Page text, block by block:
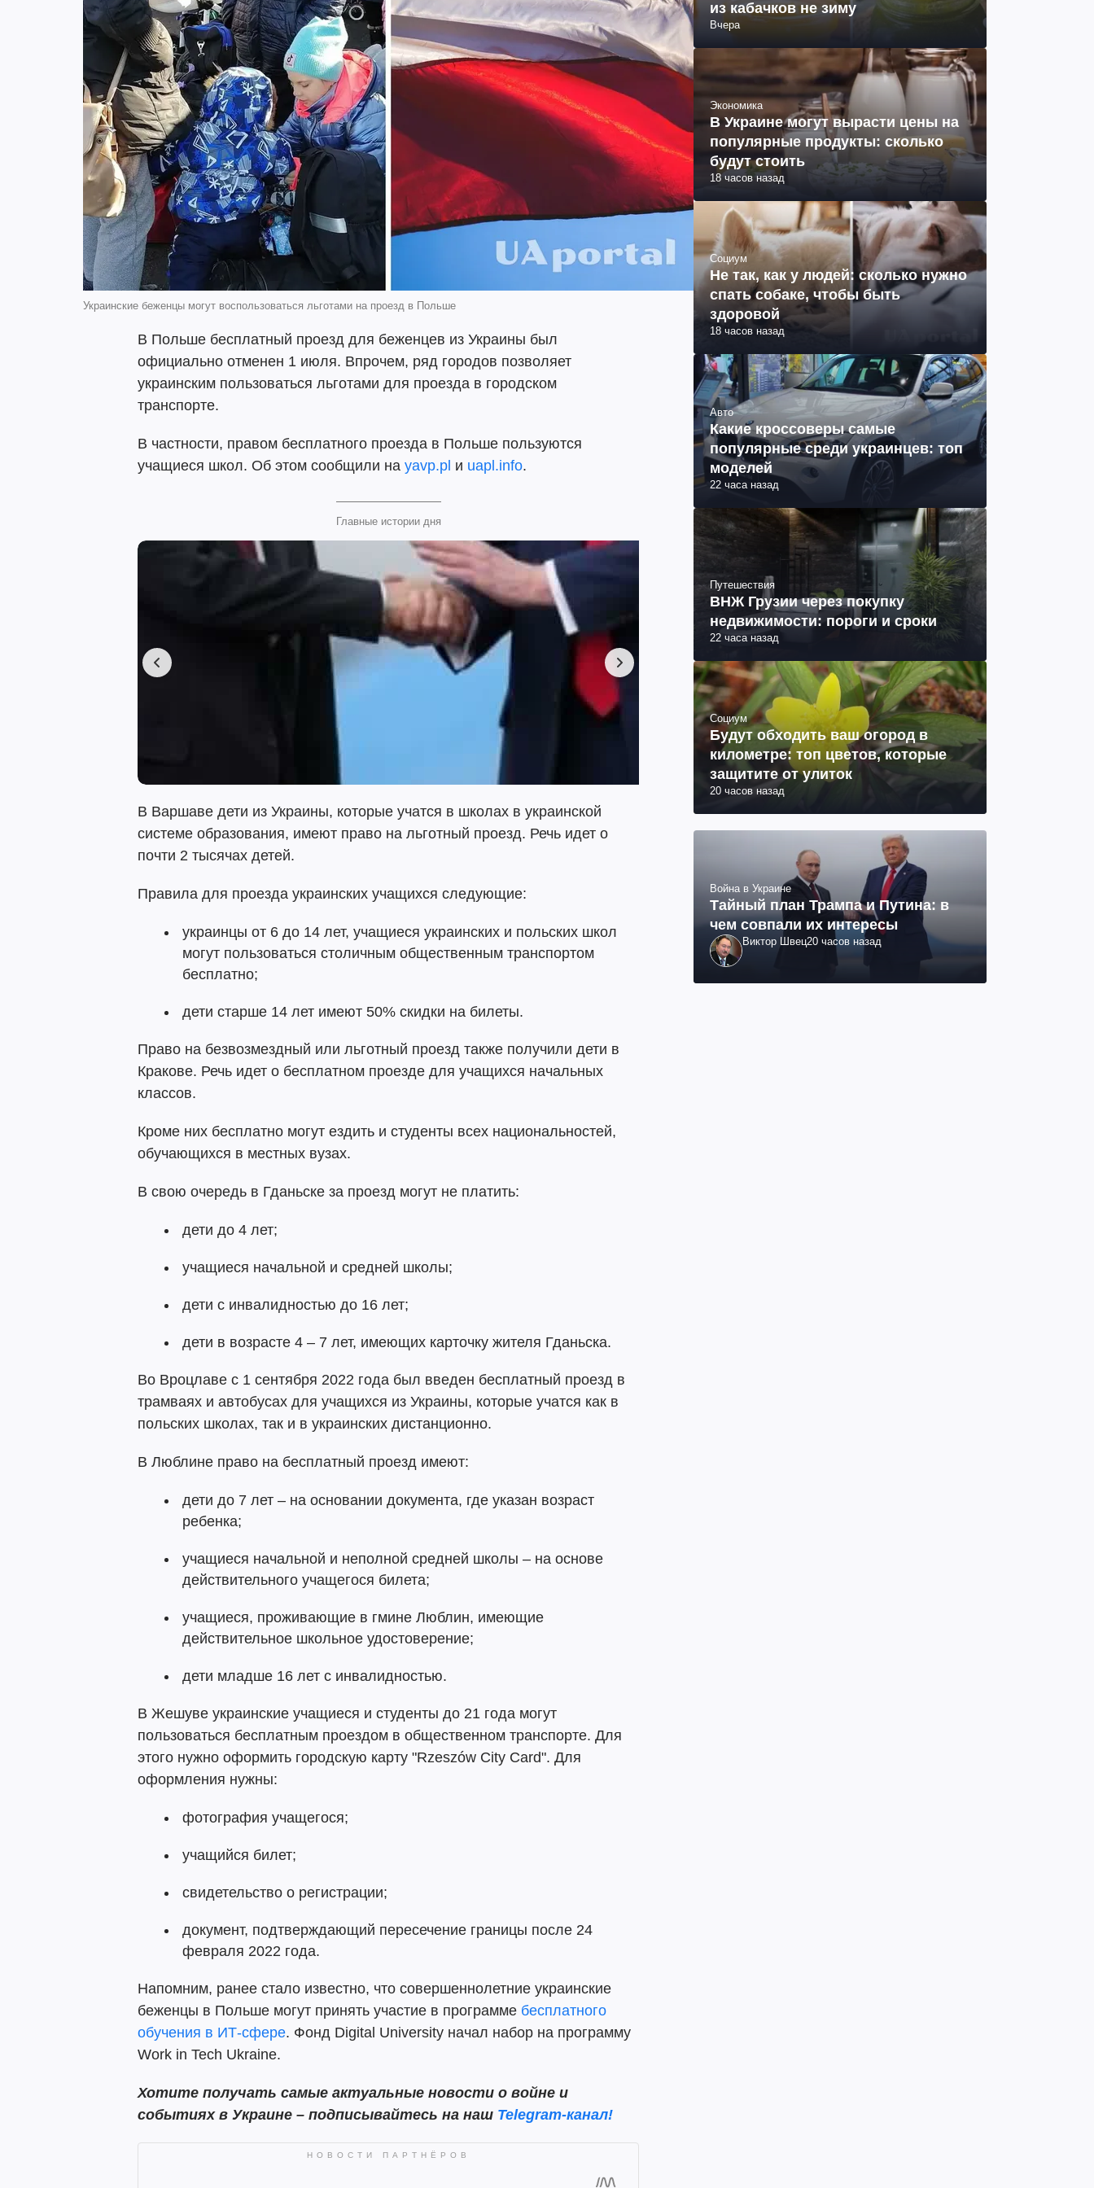
Украинские беженцы могут воспользоваться льготами на проезд в Польше
В Польше бесплатный проезд для беженцев из Украины был
официально отменен 1 июля. Впрочем, ряд городов позволяет
украинским пользоваться льготами для проезда в городском
транспорте.
В частности, правом бесплатного проезда в Польше пользуются
учащиеся школ. Об этом сообщили на yavp.pl и uapl.info.
Главные истории дня
В Варшаве дети из Украины, которые учатся в школах в украинской
системе образования, имеют право на льготный проезд. Речь идет о
почти 2 тысячах детей.
Правила для проезда украинских учащихся следующие:
украинцы от 6 до 14 лет, учащиеся украинских и польских школ
могут пользоваться столичным общественным транспортом
бесплатно;
дети старше 14 лет имеют 50% скидки на билеты.
Право на безвозмездный или льготный проезд также получили дети в
Кракове. Речь идет о бесплатном проезде для учащихся начальных
классов.
Кроме них бесплатно могут ездить и студенты всех национальностей,
обучающихся в местных вузах.
В свою очередь в Гданьске за проезд могут не платить:
дети до 4 лет;
учащиеся начальной и средней школы;
дети с инвалидностью до 16 лет;
дети в возрасте 4 – 7 лет, имеющих карточку жителя Гданьска.
Во Вроцлаве с 1 сентября 2022 года был введен бесплатный проезд в
трамваях и автобусах для учащихся из Украины, которые учатся как в
польских школах, так и в украинских дистанционно.
В Люблине право на бесплатный проезд имеют:
дети до 7 лет – на основании документа, где указан возраст
ребенка;
учащиеся начальной и неполной средней школы – на основе
действительного учащегося билета;
учащиеся, проживающие в гмине Люблин, имеющие
действительное школьное удостоверение;
дети младше 16 лет с инвалидностью.
В Жешуве украинские учащиеся и студенты до 21 года могут
пользоваться бесплатным проездом в общественном транспорте. Для
этого нужно оформить городскую карту "Rzeszów City Card". Для
оформления нужны:
фотография учащегося;
учащийся билет;
свидетельство о регистрации;
документ, подтверждающий пересечение границы после 24
февраля 2022 года.
Напомним, ранее стало известно, что совершеннолетние украинские
беженцы в Польше могут принять участие в программе бесплатного
обучения в ИТ-сфере. Фонд Digital University начал набор на программу
Work in Tech Ukraine.
Хотите получать самые актуальные новости о войне и
событиях в Украине – подписывайтесь на наш Telegram-канал!
из кабачков не зиму
Вчера
Экономика
В Украине могут вырасти цены на
популярные продукты: сколько
будут стоить
18 часов назад
Социум
Не так, как у людей: сколько нужно
спать собаке, чтобы быть
здоровой
18 часов назад
Авто
Какие кроссоверы самые
популярные среди украинцев: топ
моделей
22 часа назад
Путешествия
ВНЖ Грузии через покупку
недвижимости: пороги и сроки
22 часа назад
Социум
Будут обходить ваш огород в
километре: топ цветов, которые
защитите от улиток
20 часов назад
Война в Украине
Тайный план Трампа и Путина: в
чем совпали их интересы
Виктор Швец20 часов назад